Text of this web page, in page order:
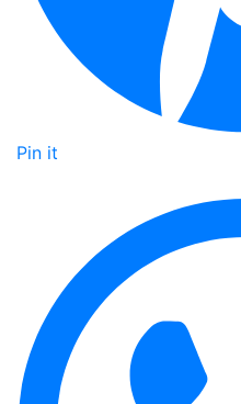
Pin it